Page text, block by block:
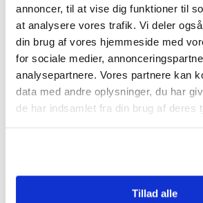
annoncer, til at vise dig funktioner til
at analysere vores trafik. Vi deler
din brug af vores hjemmeside med
for sociale medier,
analysepartnere. Vores partnere kan
data med andre oplysninger, du har
de har indsamlet fra din brug af deres
Tillad alle
Ekstra forsikring for vore kunder
Løbende kontrol af stilladser
Alle lovkrav overholdt
Ekstra kontrol af forankring
De mennesker som færdes og arbejder
kunne stole på, at alt er udført solidt og
Stilladstavle med sikkerhedsskilt som